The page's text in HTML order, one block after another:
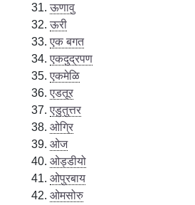
ऊणावु
ऊरी
एक बगत
एकदुद्रपण
एकमेळि
एडतूर
एडुतुत्तर
ओग्रि
ओज
ओड्डीयो
ओपुरबाय
ओमसोरु